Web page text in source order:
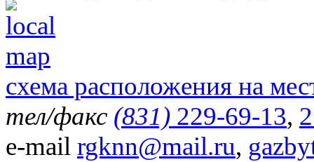
схема расположения на
тел/факс (831) 229-69-13,
e-mail rgknn@mail.ru,